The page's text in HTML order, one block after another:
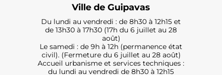
Ville de Guipavas
Du lundi au vendredi : de 8h30 à 12h15 et
de 13h30 à 17h30 (17h du 6 juillet au 28
août)
Le samedi : de 9h à 12h (permanence état
civil). (Fermeture du 6 juillet au 28 août)
Accueil urbanisme et services techniques :
du lundi au vendredi de 8h30 à 12h15